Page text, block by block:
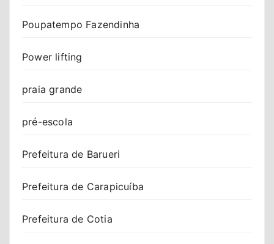
Poupatempo Fazendinha
Power lifting
praia grande
pré-escola
Prefeitura de Barueri
Prefeitura de Carapicuíba
Prefeitura de Cotia